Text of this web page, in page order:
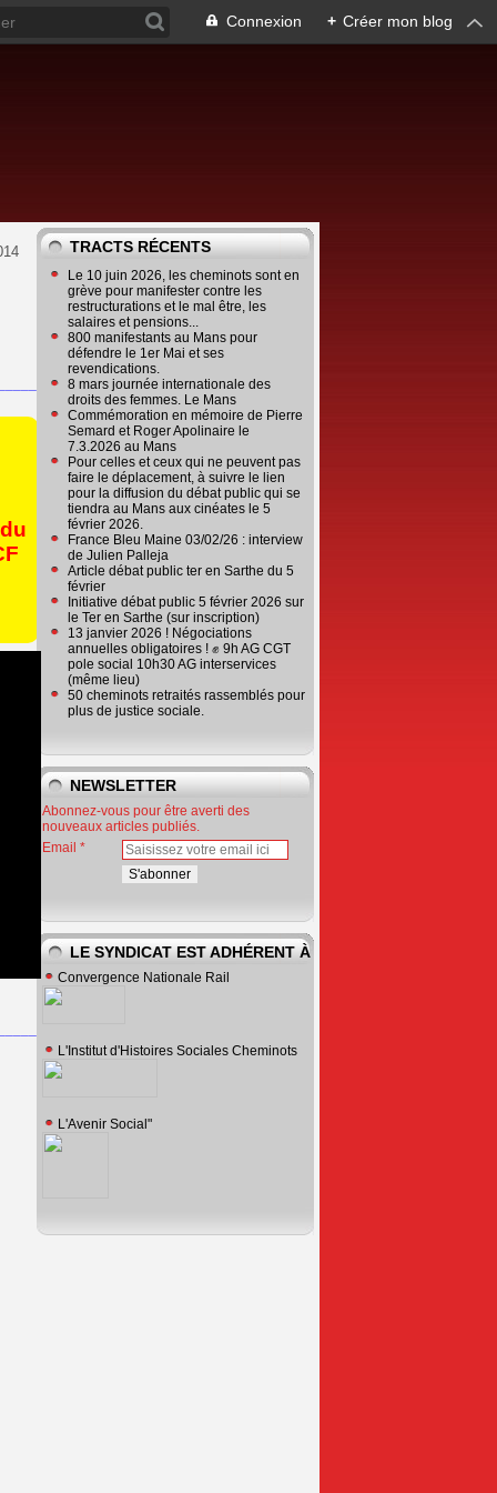
Connexion + Créer mon blog
TRACTS RÉCENTS
Le 10 juin 2026, les cheminots sont en
grève pour manifester contre les
restructurations et le mal être, les
salaires et pensions...
800 manifestants au Mans pour
défendre le 1er Mai et ses
revendications.
8 mars journée internationale des
droits des femmes. Le Mans
Commémoration en mémoire de Pierre
Semard et Roger Apolinaire le
7.3.2026 au Mans
Pour celles et ceux qui ne peuvent pas
faire le déplacement, à suivre le lien
pour la diffusion du débat public qui se
tiendra au Mans aux cinéates le 5
février 2026.
France Bleu Maine 03/02/26 : interview
de Julien Palleja
Article débat public ter en Sarthe du 5
février
Initiative débat public 5 février 2026 sur
le Ter en Sarthe (sur inscription)
13 janvier 2026 ! Négociations
annuelles obligatoires ! ✊ 9h AG CGT
pole social 10h30 AG interservices
(même lieu)
50 cheminots retraités rassemblés pour
plus de justice sociale.
NEWSLETTER
Abonnez-vous pour être averti des
nouveaux articles publiés.
Email
LE SYNDICAT EST ADHÉRENT À
Convergence Nationale Rail
L'Institut d'Histoires Sociales Cheminots
L'Avenir Social"